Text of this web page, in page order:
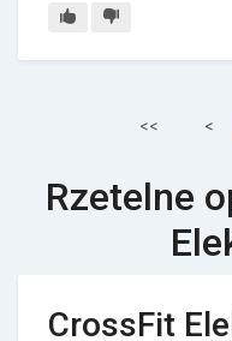
<< <
Rzetelne
CrossFit